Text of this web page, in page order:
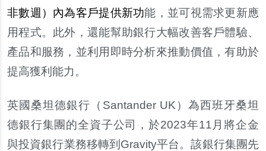
非數週）內為客戶提供新功能，並可視需求更新應
用程式。此外，還能幫助銀行大幅改善客戶體驗、
產品和服務，並利用即時分析來推動價值，有助於
提高獲利能力。
英國桑坦德銀行（Santander UK）為西班牙桑坦
德銀行集團的全資子公司，於2023年11月將企金
與投資銀行業務移轉到Gravity平台。該銀行集團先